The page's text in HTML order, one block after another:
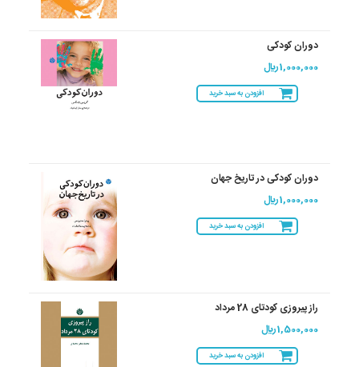
دوران کودکی
1,000,000 ريال
افزودن به سبد خرید
دوران کودکی در تاریخ جهان
1,000,000 ريال
افزودن به سبد خرید
راز پیروزی کودتای 28 مرداد
1,500,000 ريال
افزودن به سبد خرید